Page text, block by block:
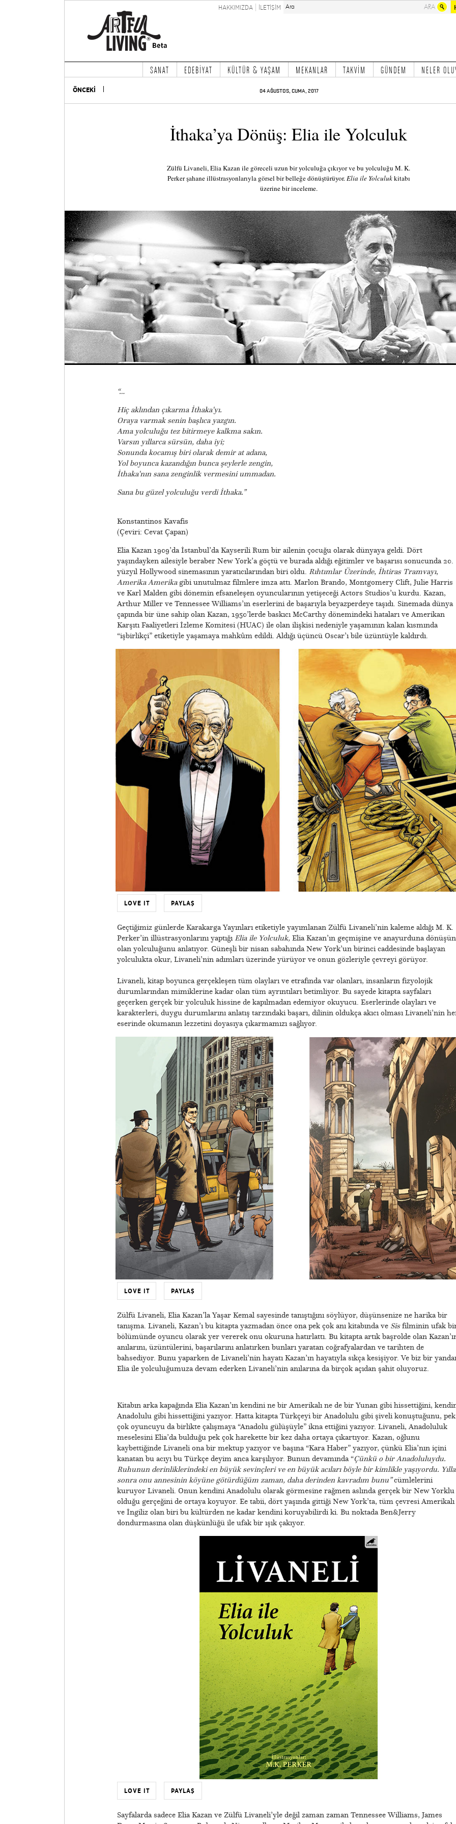
HAKKIMIZDA İLETİŞİM
SANAT EDEBİYAT KÜLTÜR & YAŞAM MEKANLAR TAKVİM GÜNDEM NELER
ÖNCEKİ 04 AĞUSTOS, CUMA, 2017
İthaka’ya Dönüş: Elia ile Yolculuk
Zülfü Livaneli, Elia Kazan ile göreceli uzun bir yolculuğa çıkıyor ve bu yolculuğu M. K.
Perker şahane illüstrasyonlarıyla görsel bir belleğe dönüştürüyor.Elia ile Yolculukkitabı
üzerine bir inceleme.
“…
Hiç aklından çıkarma İthaka'yı.
Oraya varmak senin başlıca yazgın.
Ama yolculuğu tez bitirmeye kalkma sakın.
Varsın yıllarca sürsün, daha iyi;
Sonunda kocamış biri olarak demir at adana,
Yol boyunca kazandığın bunca şeylerle zengin,
İthaka'nın sana zenginlik vermesini ummadan.
Sana bu güzel yolculuğu verdi İthaka.”
Konstantinos Kavafis
(Çeviri: Cevat Çapan)
Elia Kazan 1909’da İstanbul’da Kayserili Rum bir ailenin çocuğu olarak dünyaya geldi. Dört
yaşındayken ailesiyle beraber New York’a göçtü ve burada aldığı eğitimler ve başarısı sonucunda 20.
yüzyıl Hollywood sinemasının yaratıcılarından biri oldu. Rıhtımlar Üzerinde, İhtiras Tramvayı,
Amerika Amerikagibi unutulmaz filmlere imza attı. Marlon Brando, Montgomery Clift, Julie Harris
ve Karl Malden gibi dönemin efsaneleşen oyuncularının yetişeceği Actors Studios’u kurdu. Kazan,
Arthur Miller ve Tennessee Williams’ın eserlerini de başarıyla beyazperdeye taşıdı. Sinemada dünya
çapında bir üne sahip olan Kazan, 1950’lerde baskıcı McCarthy dönemindeki hataları ve Amerikan
Karşıtı Faaliyetleri İzleme Komitesi (HUAC) ile olan ilişkisi nedeniyle yaşamının kalan kısmında
“işbirlikçi” etiketiyle yaşamaya mahkûm edildi. Aldığı üçüncü Oscar’ı bile üzüntüyle kaldırdı.
LOVE IT PAYLAŞ
Geçtiğimiz günlerde Karakarga Yayınları etiketiyle yayımlanan Zülfü Livaneli’nin kaleme aldığı M. K.
Perker’in illüstrasyonlarını yaptığıElia ile Yolculuk, Elia Kazan’ın geçmişine ve anayurduna
olan yolculuğunu anlatıyor. Güneşli bir nisan sabahında New York’un birinci caddesinde başlayan
yolculukta okur, Livaneli’nin adımları üzerinde yürüyor ve onun gözleriyle çevreyi görüyor.
Livaneli, kitap boyunca gerçekleşen tüm olayları ve etrafında var olanları, insanların fizyolojik
durumlarından mimiklerine kadar olan tüm ayrıntıları betimliyor. Bu sayede kitapta sayfaları
geçerken gerçek bir yolculuk hissine de kapılmadan edemiyor okuyucu. Eserlerinde olayları ve
karakterleri, duygu durumlarını anlatış tarzındaki başarı, dilinin oldukça akıcı olması Livaneli’nin
eserinde okumanın lezzetini doyasıya çıkarmamızı sağlıyor.
LOVE IT PAYLAŞ
Zülfü Livaneli, Elia Kazan’la Yaşar Kemal sayesinde tanıştığını söylüyor, düşünsenize ne harika bir
tanışma. Livaneli, Kazan’ı bu kitapta yazmadan önce ona pek çok anı kitabında ve Sisfilminin ufak
bölümünde oyuncu olarak yer vererek onu okuruna hatırlattı. Bu kitapta artık başrolde olan
anılarını, üzüntülerini, başarılarını anlatırken bunları yaratan coğrafyalardan ve tarihten de
bahsediyor. Bunu yaparken de Livaneli’nin hayatı Kazan’ın hayatıyla sıkça kesişiyor. Ve biz bir
Elia ile yolculuğumuza devam ederken Livaneli’nin anılarına da birçok açıdan şahit oluyoruz.
Kitabın arka kapağında Elia Kazan’ın kendini ne bir Amerikalı ne de bir Yunan gibi hissettiğini,
Anadolulu gibi hissettiğini yazıyor. Hatta kitapta Türkçeyi bir Anadolulu gibi şiveli konuştuğunu, pek
çok oyuncuyu da birlikte çalışmaya “Anadolu gülüşüyle” ikna ettiğini yazıyor. Livaneli, Anadoluluk
meselesini Elia’da bulduğu pek çok harekette bir kez daha ortaya çıkartıyor. Kazan, oğlunu
kaybettiğinde Livaneli ona bir mektup yazıyor ve başına “Kara Haber” yazıyor, çünkü Elia’nın içini
kanatan bu acıyı bu Türkçe deyim anca karşılıyor. Bunun devamında “Çünkü o bir Anadoluluydu.
Ruhunun derinliklerindeki en büyük sevinçleri ve en büyük acıları böyle bir kimlikle yaşıyordu.
sonra onu annesinin köyüne götürdüğüm zaman, daha derinden kavradım bunu”cümlelerini
kuruyor Livaneli. Onun kendini Anadolulu olarak görmesine rağmen aslında gerçek bir New Yorklu
olduğu gerçeğini de ortaya koyuyor. Ee tabii, dört yaşında gittiği New York’ta, tüm çevresi Amerikalı
ve İngiliz olan biri bu kültürden ne kadar kendini koruyabilirdi ki. Bu noktada Ben&Jerry
dondurmasına olan düşkünlüğü ile ufak bir ışık çakıyor.
LOVE IT PAYLAŞ
Sayfalarda sadece Elia Kazan ve Zülfü Livaneli’yle değil zaman zaman Tennessee Williams, James